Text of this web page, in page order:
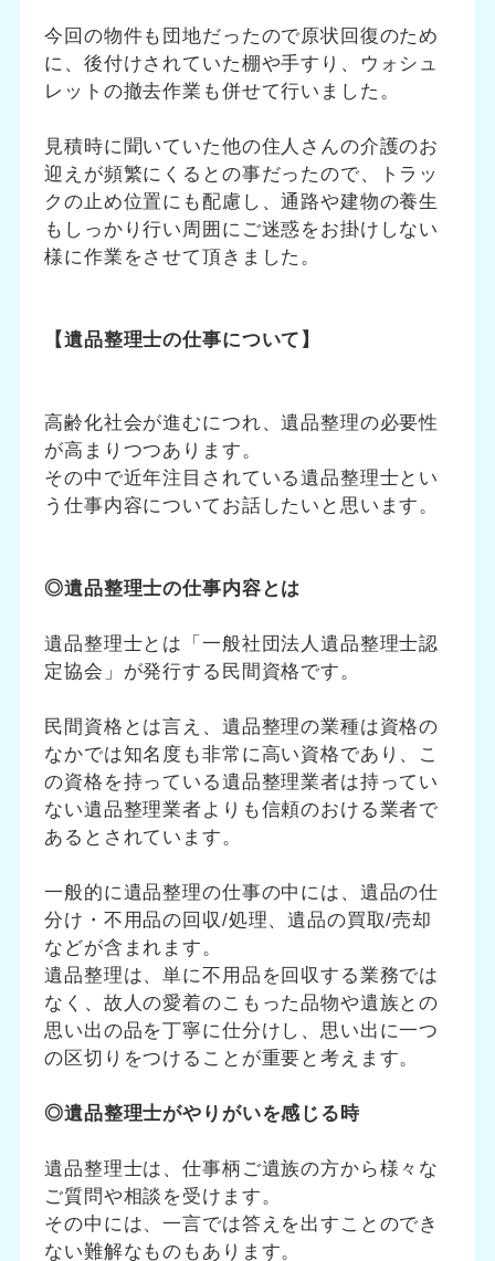
今回の物件も団地だったので原状回復のため
に、後付けされていた棚や手すり、ウォシュ
レットの撤去作業も併せて行いました。
見積時に聞いていた他の住人さんの介護のお
迎えが頻繁にくるとの事だったので、トラッ
クの止め位置にも配慮し、通路や建物の養生
もしっかり行い周囲にご迷惑をお掛けしない
様に作業をさせて頂きました。
【遺品整理士の仕事について】
高齢化社会が進むにつれ、遺品整理の必要性
が高まりつつあります。
その中で近年注目されている遺品整理士とい
う仕事内容についてお話したいと思います。
◎遺品整理士の仕事内容とは
遺品整理士とは「一般社団法人遺品整理士認
定協会」が発行する民間資格です。
民間資格とは言え、遺品整理の業種は資格の
なかでは知名度も非常に高い資格であり、こ
の資格を持っている遺品整理業者は持ってい
ない遺品整理業者よりも信頼のおける業者で
あるとされています。
一般的に遺品整理の仕事の中には、遺品の仕
分け・不用品の回収/処理、遺品の買取/売却
などが含まれます。
遺品整理は、単に不用品を回収する業務では
なく、故人の愛着のこもった品物や遺族との
思い出の品を丁寧に仕分けし、思い出に一つ
の区切りをつけることが重要と考えます。
◎遺品整理士がやりがいを感じる時
遺品整理士は、仕事柄ご遺族の方から様々な
ご質問や相談を受けます。
その中には、一言では答えを出すことのでき
ない難解なものもあります。